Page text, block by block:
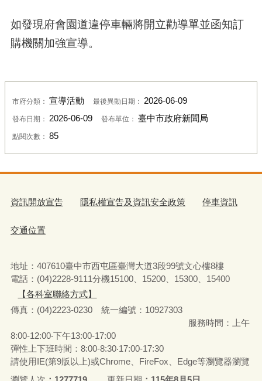
如發現府會園道違停車輛將開立勸導單並函知訂
購機關加強宣導。
市府分類： 宣導活動 最後異動日期： 2026-06-09
發布日期： 2026-06-09 發布單位： 臺中市政府新聞局
點閱次數： 85
資訊開放宣告 隱私權宣告及資訊安全政策 停車資訊
交通位置
地址：407610臺中市西屯區臺灣大道3段99號文心樓8樓
電話：(04)2228-9111分機15100、15200、15300、15400
【各科室聯絡方式】
傳真：(04)2223-0230 統一編號 ： 10927303
服務時間：上午
8:00-12:00‧下午13:00-17:00
彈性上下班時間：8:00-8:30‧17:00-17:30
請使用IE(第9版以上)或Chrome、FireFox、Edge等瀏覽器瀏覽